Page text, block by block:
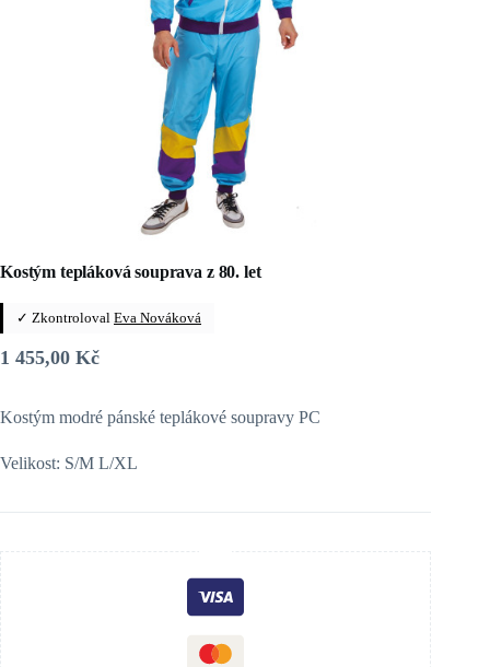
Kostým tepláková souprava z 80. let
✓ Zkontroloval Eva Nováková
1 455,00 Kč
Kostým modré pánské teplákové soupravy PC
Velikost: S/M L/XL